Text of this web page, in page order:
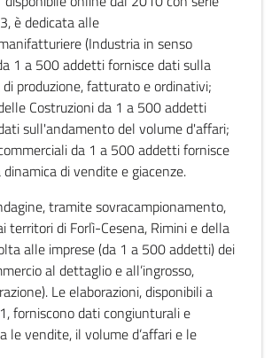
è dedicata alle
(Industria in senso
1 a 500 addetti fornisce dati sulla
produzione, fatturato e ordinativi;
Costruzioni da 1 a 500 addetti
sull'andamento del volume d'affari;
da 1 a 500 addetti fornisce
di vendite e giacenze.
tramite sovracampionamento,
territori di Forlì-Cesena, Rimini e della
alle imprese (da 1 a 500 addetti) dei
al dettaglio e all’ingrosso,
Le elaborazioni, disponibili a
forniscono dati congiunturali e
le vendite, il volume d’affari e le